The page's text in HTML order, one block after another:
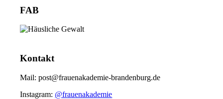
FAB
Kontakt
Mail: post@frauenakademie-brandenburg.de
Instagram: @frauenakademie